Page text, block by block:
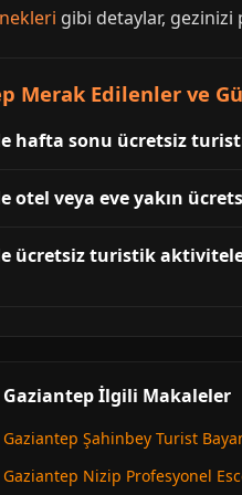
gibi detaylar,
Merak Edilenler ve
hafta sonu ücretsiz
otel veya eve yakın
ücretsiz turistik
Gaziantep İlgili Makaleler
Gaziantep Şahinbey Turist
Gaziantep Nizip Profesyonel